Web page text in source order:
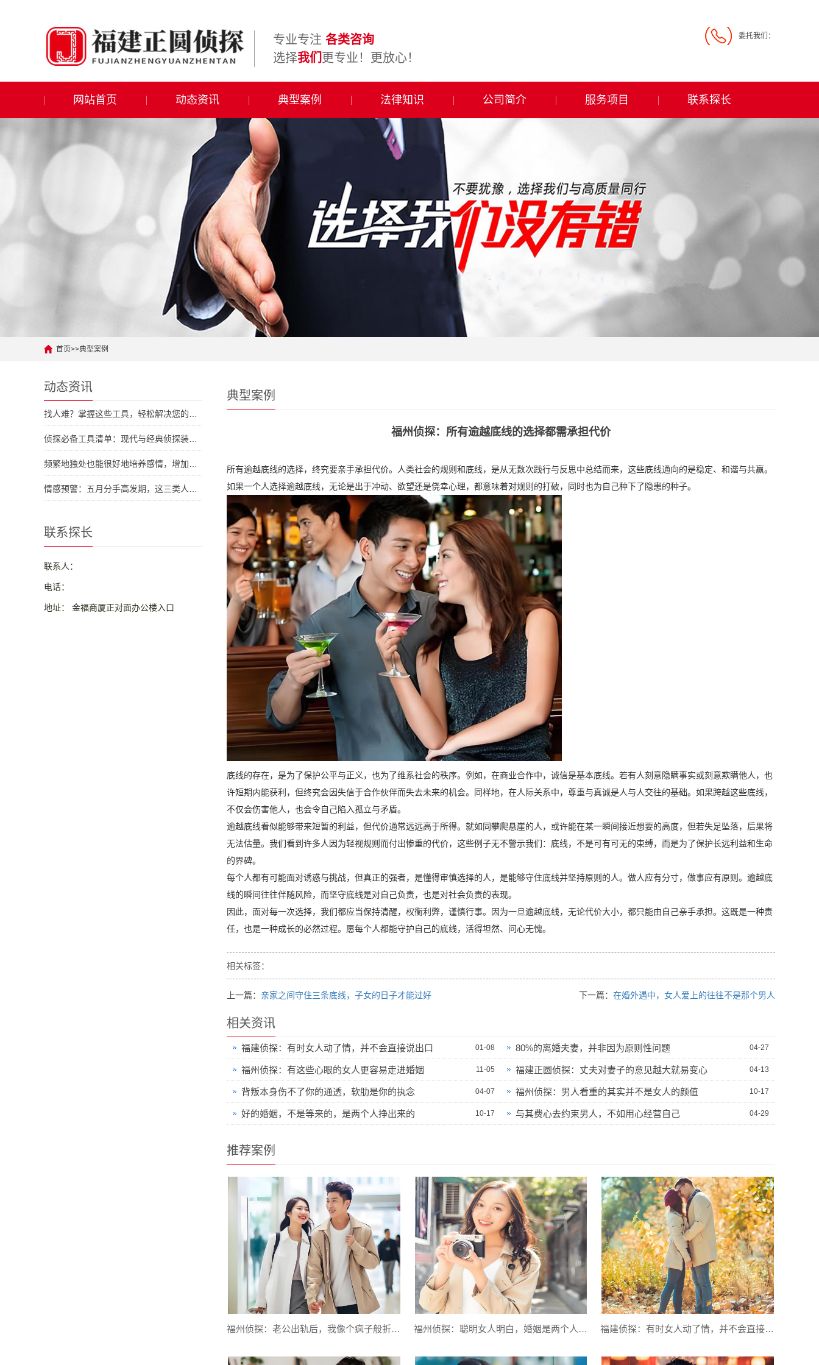
委托我们：
专业专注 各类咨询
选择我们 更专业！更放心！
网站首页 动态资讯 典型案例 法律知识 公司简介 服务项目 联系探长
首页>>典型案例
动态资讯
联系探长
联系人：
电话：
地址： 金福商厦正对面办公楼入口
典型案例
福州侦探：所有逾越底线的选择都需承担代价
所有逾越底线的选择，终究要亲手承担代价。人类社会的规则和底线，是从无数次践行与反思中总结而来，这些底线通向的是稳定、和谐与共赢。
如果一个人选择逾越底线，无论是出于冲动、欲望还是侥幸心理，都意味着对规则的打破，同时也为自己种下了隐患的种子。
底线的存在，是为了保护公平与正义，也为了维系社会的秩序。例如，在商业合作中，诚信是基本底线。若有人刻意隐瞒事实或刻意欺瞒他人，也
许短期内能获利，但终究会因失信于合作伙伴而失去未来的机会。同样地，在人际关系中，尊重与真诚是人与人交往的基础。如果跨越这些底线，
不仅会伤害他人，也会令自己陷入孤立与矛盾。
逾越底线看似能够带来短暂的利益，但代价通常远远高于所得。就如同攀爬悬崖的人，或许能在某一瞬间接近想要的高度，但若失足坠落，后果将
无法估量。我们看到许多人因为轻视规则而付出惨重的代价，这些例子无不警示我们：底线，不是可有可无的束缚，而是为了保护长远利益和生命
的界碑。
每个人都有可能面对诱惑与挑战，但真正的强者，是懂得审慎选择的人，是能够守住底线并坚持原则的人。做人应有分寸，做事应有原则。逾越底
线的瞬间往往伴随风险，而坚守底线是对自己负责，也是对社会负责的表现。
因此，面对每一次选择，我们都应当保持清醒，权衡利弊，谨慎行事。因为一旦逾越底线，无论代价大小，都只能由自己亲手承担。这既是一种责
任，也是一种成长的必然过程。愿每个人都能守护自己的底线，活得坦然、问心无愧。
相关标签：
上一篇： 亲家之间守住三条底线，子女的日子才能过好 下一篇： 在婚外遇中，女人爱上的往往不是那个男人
相关资讯
01-08
福建侦探：有时女人动了情，并不会直接说出口 04-27
80%的离婚夫妻，并非因为原则性问题
11-05
福州侦探：有这些心眼的女人更容易走进婚姻 04-13
福建正圆侦探：丈夫对妻子的意见越大就易变心
04-07
背叛本身伤不了你的通透，软肋是你的执念 10-17
福州侦探：男人看重的其实并不是女人的颜值
10-17
好的婚姻，不是等来的，是两个人挣出来的 04-29
与其费心去约束男人，不如用心经营自己
推荐案例
福州侦探：老公出轨后，我像个疯子般折磨自己 福州侦探：聪明女人明白，婚姻是两个人的责任 福建侦探：有时女人动了情，并不会直接说出口